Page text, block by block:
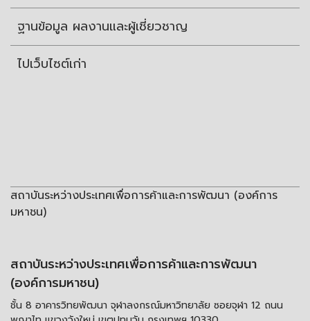
ฐานข้อมูล ผลงานและผู้เชี่ยวชาญ
ไปเว็บไซต์เก่า
สถาบันระหว่างประเทศเพื่อการค้าและการพัฒนา (องค์การ
มหาชน)
สถาบันระหว่างประเทศเพื่อการค้าและการพัฒนา
(องค์การมหาชน)
ชั้น 8 อาคารวิทยพัฒนา จุฬาลงกรณ์มหาวิทยาลัย ซอยจุฬา 12 ถนน